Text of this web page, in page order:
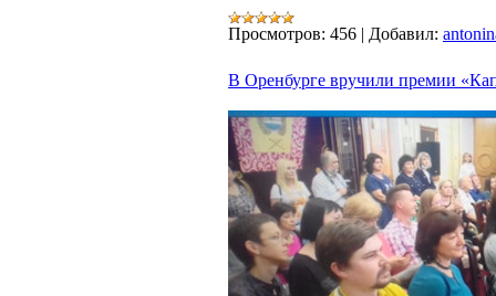
Просмотров: 456 | Добавил:
В Оренбурге вручили премии